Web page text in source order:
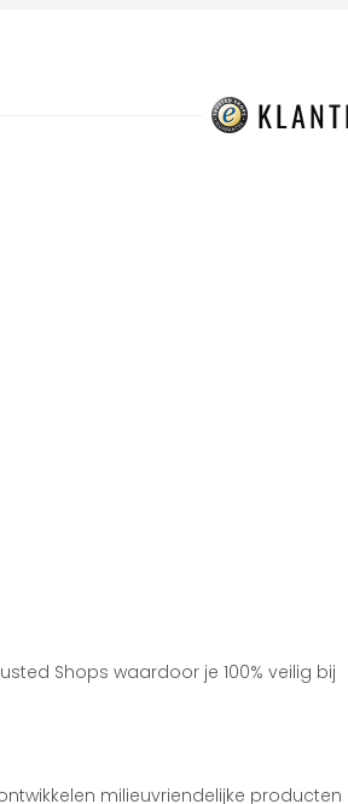
Shops waardoor je 100% veilig bij
milieuvriendelijke producten